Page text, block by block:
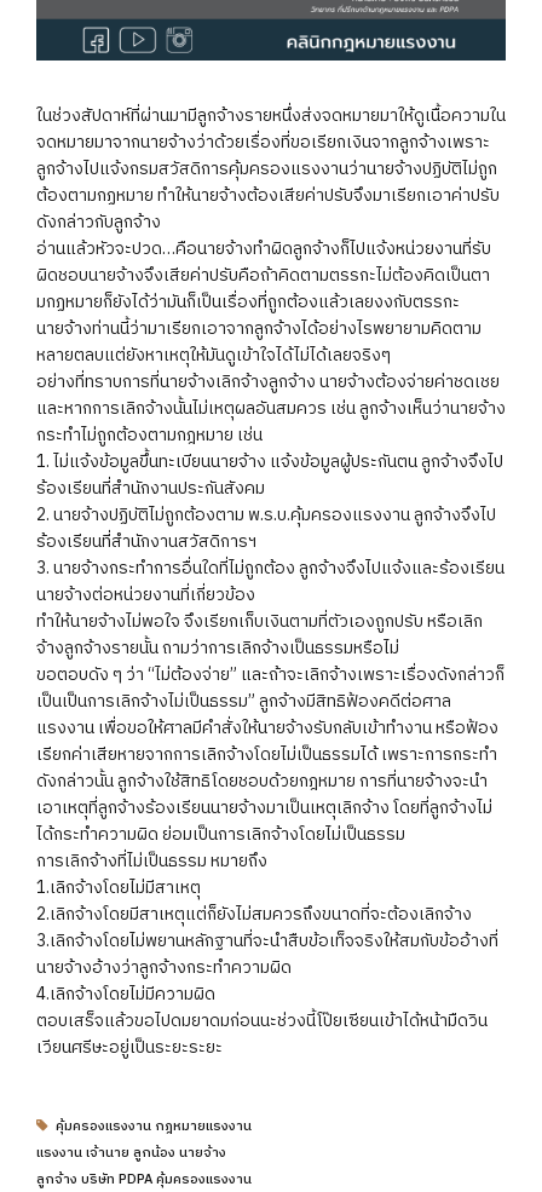
ในช่วงสัปดาห์ที่ผ่านมามีลูกจ้างรายหนึ่งส่งจดหมายมาให้ดูเนื้อความใน
จดหมายมาจากนายจ้างว่าด้วยเรื่องที่ขอเรียกเงินจากลูกจ้างเพราะ
ลูกจ้างไปแจ้งกรมสวัสดิการคุ้มครองแรงงานว่านายจ้างปฏิบัติไม่ถูก
ต้องตามกฏหมาย ทำให้นายจ้างต้องเสียค่าปรับจึงมาเรียกเอาค่าปรับ
ดังกล่าวกับลูกจ้าง
อ่านแล้วหัวจะปวด…คือนายจ้างทำผิดลูกจ้างก็ไปแจ้งหน่วยงานที่รับ
ผิดชอบนายจ้างจึงเสียค่าปรับคือถ้าคิดตามตรรกะไม่ต้องคิดเป็นตา
มกฏหมายก็ยังได้ว่ามันก็เป็นเรื่องที่ถูกต้องแล้วเลยงงกับตรรกะ
นายจ้างท่านนี้ว่ามาเรียกเอาจากลูกจ้างได้อย่างไรพยายามคิดตาม
หลายตลบแต่ยังหาเหตุให้มันดูเข้าใจได้ไม่ได้เลยจริงๆ
อย่างที่ทราบการที่นายจ้างเลิกจ้างลูกจ้าง นายจ้างต้องจ่ายค่าชดเชย
และหากการเลิกจ้างนั้นไม่เหตุผลอันสมควร เช่น ลูกจ้างเห็นว่านายจ้าง
กระทำไม่ถูกต้องตามกฎหมาย เช่น
1. ไม่แจ้งข้อมูลขึ้นทะเบียนนายจ้าง แจ้งข้อมูลผู้ประกันตน ลูกจ้างจึงไป
ร้องเรียนที่สำนักงานประกันสังคม
2. นายจ้างปฏิบัติไม่ถูกต้องตาม พ.ร.บ.คุ้มครองแรงงาน ลูกจ้างจึงไป
ร้องเรียนที่สำนักงานสวัสดิการฯ
3. นายจ้างกระทำการอื่นใดที่ไม่ถูกต้อง ลูกจ้างจึงไปแจ้งและร้องเรียน
นายจ้างต่อหน่วยงานที่เกี่ยวข้อง
ทำให้นายจ้างไม่พอใจ จึงเรียกเก็บเงินตามที่ตัวเองถูกปรับ หรือเลิก
จ้างลูกจ้างรายนั้น ถามว่าการเลิกจ้างเป็นธรรมหรือไม่
ขอตอบดัง ๆ ว่า “ไม่ต้องจ่าย” และถ้าจะเลิกจ้างเพราะเรื่องดังกล่าวก็
เป็นเป็นการเลิกจ้างไม่เป็นธรรม” ลูกจ้างมีสิทธิฟ้องคดีต่อศาล
แรงงาน เพื่อขอให้ศาลมีคำสั่งให้นายจ้างรับกลับเข้าทำงาน หรือฟ้อง
เรียกค่าเสียหายจากการเลิกจ้างโดยไม่เป็นธรรมได้ เพราะการกระทำ
ดังกล่าวนั้น ลูกจ้างใช้สิทธิโดยชอบด้วยกฎหมาย การที่นายจ้างจะนำ
เอาเหตุที่ลูกจ้างร้องเรียนนายจ้างมาเป็นเหตุเลิกจ้าง โดยที่ลูกจ้างไม่
ได้กระทำความผิด ย่อมเป็นการเลิกจ้างโดยไม่เป็นธรรม
การเลิกจ้างที่ไม่เป็นธรรม หมายถึง
1.เลิกจ้างโดยไม่มีสาเหตุ
2.เลิกจ้างโดยมีสาเหตุแต่ก็ยังไม่สมควรถึงขนาดที่จะต้องเลิกจ้าง
3.เลิกจ้างโดยไม่พยานหลักฐานที่จะนำสืบข้อเท็จจริงให้สมกับข้ออ้างที่
นายจ้างอ้างว่าลูกจ้างกระทำความผิด
4.เลิกจ้างโดยไม่มีความผิด
ตอบเสร็จแล้วขอไปดมยาดมก่อนนะช่วงนี้โป๊ยเซียนเข้าได้หน้ามืดวิน
เวียนศรีษะอยู่เป็นระยะระยะ
คุ้มครองแรงงาน กฎหมายแรงงาน
แรงงาน เจ้านาย ลูกน้อง นายจ้าง
ลูกจ้าง บริษัท PDPA คุ้มครองแรงงาน